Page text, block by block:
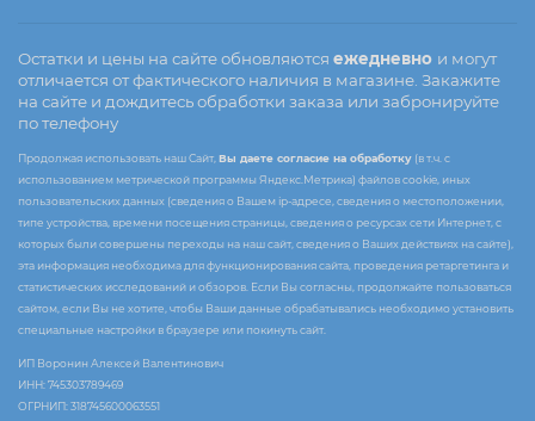
Остатки и цены на сайте обновляются ежедневно и могут
отличается от фактического наличия в магазине. Закажите
на сайте и дождитесь обработки заказа или забронируйте
по телефону
Продолжая использовать наш Сайт, Вы даете согласие на обработку (в т.ч. с
использованием метрической программы Яндекс.Метрика) файлов cookie, иных
пользовательских данных (сведения о Вашем ip-адресе, сведения о местоположении,
типе устройства, времени посещения страницы, сведения о ресурсах сети Интернет, с
которых были совершены переходы на наш сайт, сведения о Ваших действиях на сайте),
эта информация необходима для функционирования сайта, проведения ретаргетинга и
статистических исследований и обзоров. Если Вы согласны, продолжайте пользоваться
сайтом, если Вы не хотите, чтобы Ваши данные обрабатывались необходимо установить
специальные настройки в браузере или покинуть сайт.
ИП Воронин Алексей Валентинович
ИНН: 745303789469
ОГРНИП: 318745600063551